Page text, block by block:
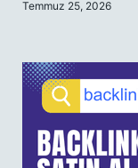
Temmuz 25, 2026